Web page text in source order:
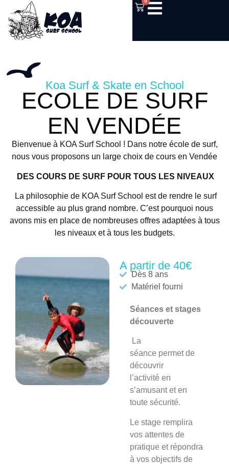
Koa Surf & Skate en School
ECOLE DE SURF
EN VENDÉE
Bienvenue à KOA Surf School ! Dans notre école de surf,
nous vous proposons un large choix de cours en Vendée
DES COURS DE SURF POUR TOUS LES NIVEAUX
La philosophie de KOA Surf School est de rendre le surf
accessible au plus grand nombre. C’est pourquoi nous
avons mis en place de nombreuses offres adaptées à tous
les niveaux et à tous les budgets.
A partir de 40€
Dès 8 ans
Matériel fourni
Séances et stages
découverte
La
séance permet de
découvrir
l’activité en
s’amusant et en
toute sécurité.
Le stage remplira
vos attentes de
pratique et répondra
à vos objectifs de